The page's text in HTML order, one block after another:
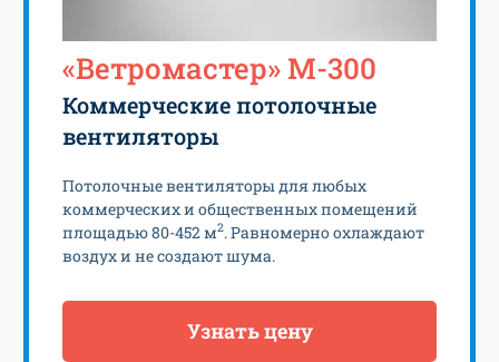
«Ветромастер» М-300
Коммерческие потолочные
вентиляторы
Потолочные вентиляторы для любых
коммерческих и общественных помещений
площадью 80-452 м2. Равномерно охлаждают
воздух и не создают шума.
Узнать цену